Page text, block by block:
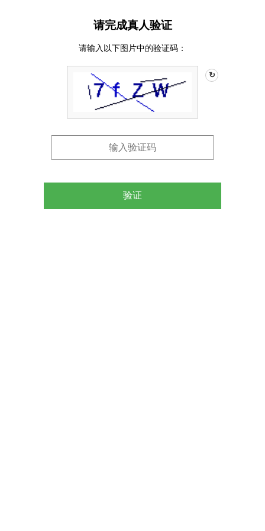
请完成真人验证
请输入以下图片中的验证码：
↻
验证